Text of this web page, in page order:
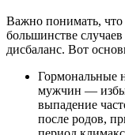
Важно понимать,
большинстве
дисбаланс. Вот
Гормональные
мужчин —
выпадение
после родов,